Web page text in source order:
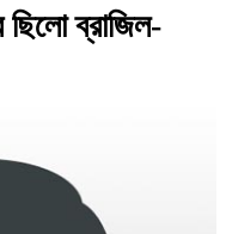
ছিলো ব্রাজিল-